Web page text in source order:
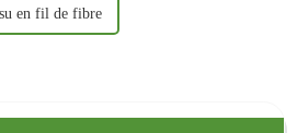
en fil de fibre